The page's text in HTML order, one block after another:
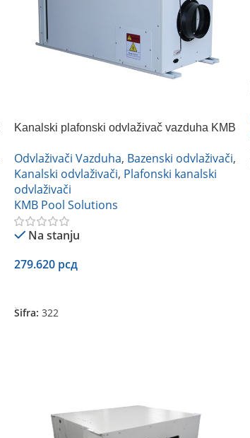
Kanalski plafonski odvlaživač vazduha KMB
Odvlaživači Vazduha, Bazenski odvlaživači,
Kanalski odvlaživači, Plafonski kanalski
odvlaživači
KMB Pool Solutions
Na stanju
279.620 рсд
Šifra: 322